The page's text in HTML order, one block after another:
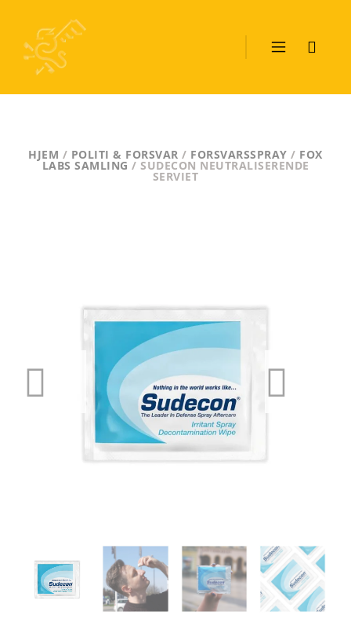
HJEM / POLITI & FORSVAR / FORSVARSSPRAY / FOX
LABS SAMLING / SUDECON NEUTRALISERENDE
SERVIET